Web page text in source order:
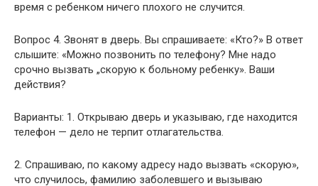
время с ребенком ничего плохого не случится.
Вопрос 4. Звонят в дверь. Вы спрашиваете: «Кто?» В ответ
слышите: «Можно позвонить по телефону? Мне надо
срочно вызвать „скорую к больному ребенку». Ваши
действия?
Варианты: 1. Открываю дверь и указываю, где находится
телефон — дело не терпит отлагательства.
2. Спрашиваю, по какому адресу надо вызвать «скорую»,
что случилось, фамилию заболевшего и вызываю